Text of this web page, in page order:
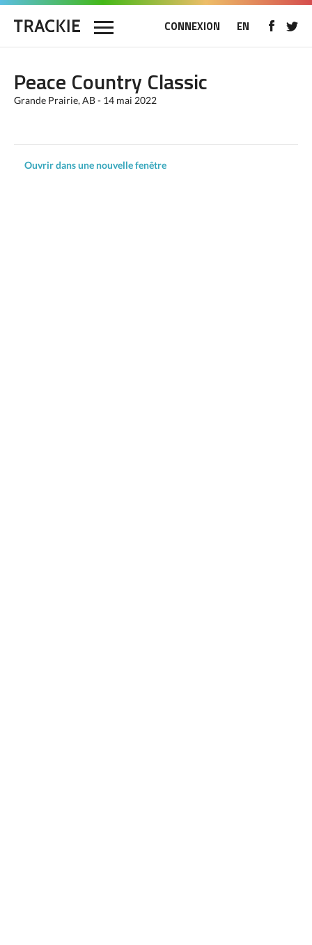
CONNEXION EN
Peace Country Classic
Grande Prairie, AB - 14 mai 2022
Ouvrir dans une nouvelle fenêtre